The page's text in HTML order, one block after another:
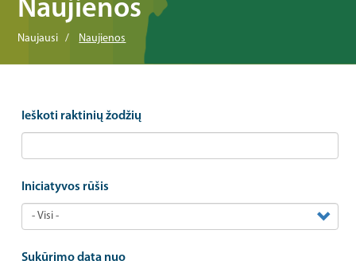
Naujienos
Naujausi Naujienos
Ieškoti raktinių žodžių
Iniciatyvos rūšis
Sukūrimo data nuo